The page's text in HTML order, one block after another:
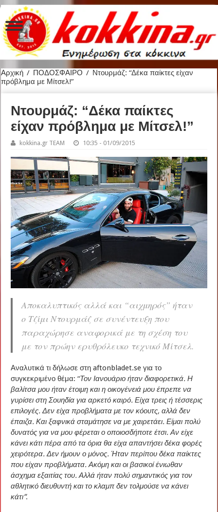
Αρχική / ΠΟΔΟΣΦΑΙΡΟ / Ντουρμάζ: “Δέκα παίκτες είχαν
πρόβλημα με Μίτσελ!”
Ντουρμάζ: “Δέκα παίκτες
είχαν πρόβλημα με Μίτσελ!”
kokkina.gr TEAM 10:35 - 01/09/2015
Αποκαλυπτικός αλλά και “αιχμηρός” ήταν
ο Τζίμι Ντουρμάζ σε συνέντευξη που
παραχώρησε αναφορικά με τη σχέση του
με τον πρώην ερυθρόλευκο τεχνικό Μίτσελ.
Αναλυτικά τι δήλωσε στηaftonbladet.se για το
συγκεκριμένο θέμα: “Τον Ιανουάριο ήταν διαφορετικά. Η
βαλίτσα μου ήταν έτοιμη και η οικογένειά μου έπρεπε να
γυρίσει στη Σουηδία για αρκετό καιρό. Είχα τρεις ή τέσσερις
επιλογές. Δεν είχα προβλήματα με τον κόουτς, αλλά δεν
έπαιζα. Και ξαφνικά σταμάτησε να με χαιρετάει. Είμαι πολύ
δυνατός για να μου φέρεται ο οποιοσδήποτε έτσι. Αν είχε
κάνει κάτι πέρα από τα όρια θα είχα απαντήσει δέκα φορές
χειρότερα. Δεν ήμουν ο μόνος. Ήταν περίπου δέκα παίκτες
που είχαν προβλήματα. Ακόμη και οι βασικοί ένιωθαν
άσχημα εξαιτίας του. Αλλά ήταν πολύ σημαντικός για τον
αθλητικό διευθυντή και το κλαμπ δεν τολμούσε να κάνει
κάτι”.